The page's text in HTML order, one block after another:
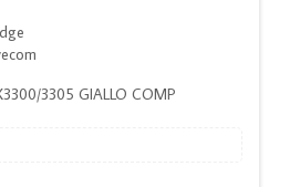
3305 GIALLO COMP